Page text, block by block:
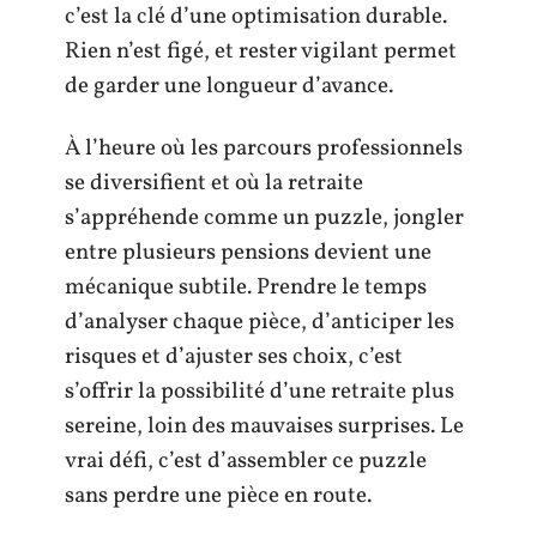
c’est la clé d’une optimisation durable.
Rien n’est figé, et rester vigilant permet
de garder une longueur d’avance.
À l’heure où les parcours professionnels
se diversifient et où la retraite
s’appréhende comme un puzzle, jongler
entre plusieurs pensions devient une
mécanique subtile. Prendre le temps
d’analyser chaque pièce, d’anticiper les
risques et d’ajuster ses choix, c’est
s’offrir la possibilité d’une retraite plus
sereine, loin des mauvaises surprises. Le
vrai défi, c’est d’assembler ce puzzle
sans perdre une pièce en route.